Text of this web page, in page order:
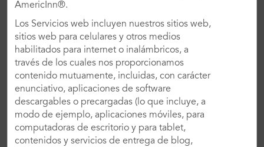
Cafetería Desayuno Gratis
Salón De Belleza/barbería
Piscina Cubierta
Climatizada
Hidromasaje
Área De Juegos Para
Niños
Tienda De Conveniencia
Tienda De Regalos/puesto
De Revistas
Servicio De Lavandería
AmericInn®.
Los Servicios web incluyen nuestros sitios web,
sitios web para celulares y otros medios
habilitados para internet o inalámbricos, a
través de los cuales nos proporcionamos
contenido mutuamente, incluidas, con carácter
enunciativo, aplicaciones de software
descargables o precargadas (lo que incluye, a
modo de ejemplo, aplicaciones móviles, para
computadoras de escritorio y para tablet,
contenidos y servicios de entrega de blog,